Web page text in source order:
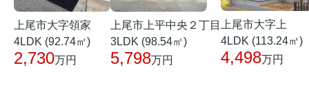
上尾市大字領家
4LDK (92.74㎡)
2,730万円
上尾市上平中央２丁目
3LDK (98.54㎡)
5,798万円
上尾市大字上
4LDK (113.24㎡)
4,498万円